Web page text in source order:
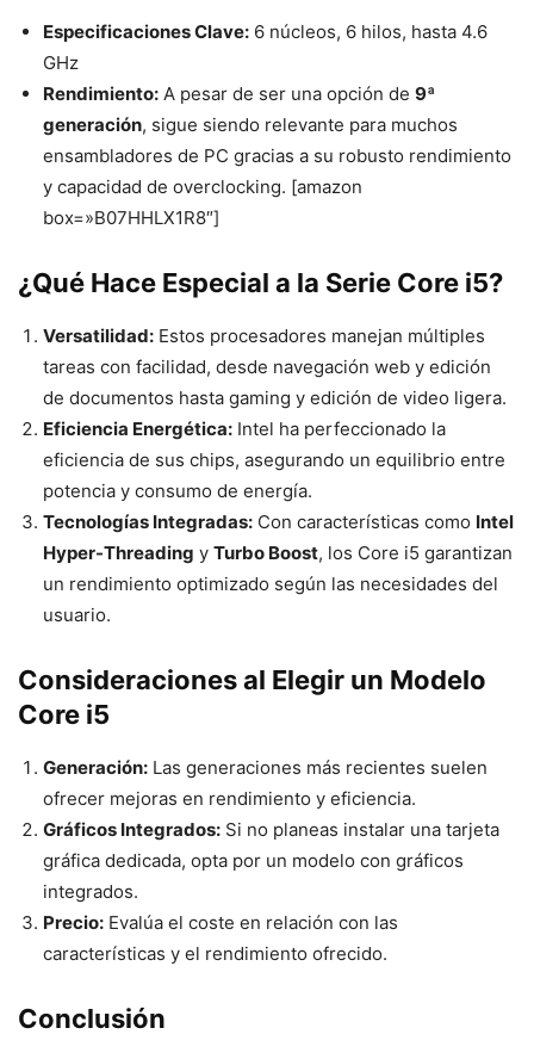
Especificaciones Clave: 6 núcleos, 6 hilos, hasta 4.6
GHz
Rendimiento: A pesar de ser una opción de 9ª
generación, sigue siendo relevante para muchos
ensambladores de PC gracias a su robusto rendimiento
y capacidad de overclocking. [amazon
box=»B07HHLX1R8″]
¿Qué Hace Especial a la Serie Core i5?
Versatilidad: Estos procesadores manejan múltiples
tareas con facilidad, desde navegación web y edición
de documentos hasta gaming y edición de video ligera.
Eficiencia Energética: Intel ha perfeccionado la
eficiencia de sus chips, asegurando un equilibrio entre
potencia y consumo de energía.
Tecnologías Integradas: Con características como Intel
Hyper-Threading y Turbo Boost, los Core i5 garantizan
un rendimiento optimizado según las necesidades del
usuario.
Consideraciones al Elegir un Modelo
Core i5
Generación: Las generaciones más recientes suelen
ofrecer mejoras en rendimiento y eficiencia.
Gráficos Integrados: Si no planeas instalar una tarjeta
gráfica dedicada, opta por un modelo con gráficos
integrados.
Precio: Evalúa el coste en relación con las
características y el rendimiento ofrecido.
Conclusión